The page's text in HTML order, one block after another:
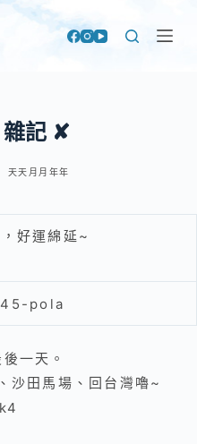
雜記 ✘
天天月月年年
好運綿延~
一天。
、沙田馬場 、回台灣嚕~